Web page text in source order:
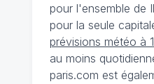
pour l'ensemble de
pour la seule
prévisions météo à
au moins
paris.com est